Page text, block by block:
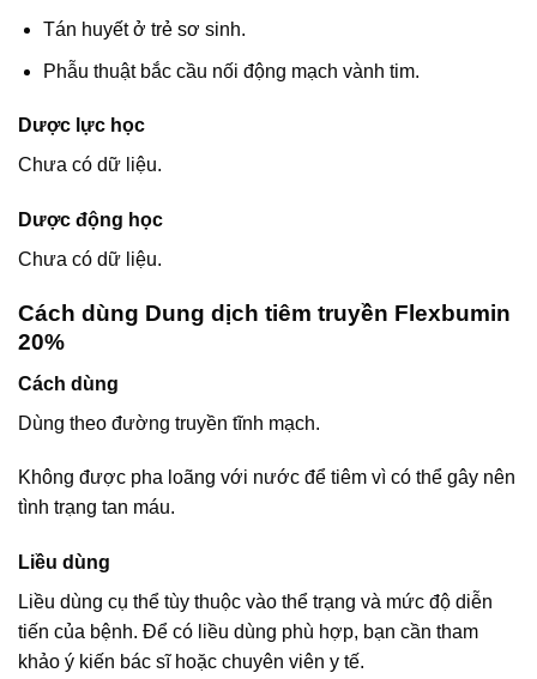
Tán huyết ở trẻ sơ sinh.
Phẫu thuật bắc cầu nối động mạch vành tim.
Dược lực học
Chưa có dữ liệu.
Dược động học
Chưa có dữ liệu.
Cách dùng Dung dịch tiêm truyền Flexbumin
20%
Cách dùng
Dùng theo đường truyền tĩnh mạch.
Không được pha loãng với nước để tiêm vì có thể gây nên
tình trạng tan máu.
Liều dùng
Liều dùng cụ thể tùy thuộc vào thể trạng và mức độ diễn
tiến của bệnh. Để có liều dùng phù hợp, bạn cần tham
khảo ý kiến bác sĩ hoặc chuyên viên y tế.